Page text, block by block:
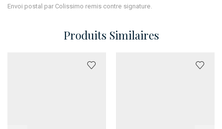
Envoi postal par Colissimo remis contre signature.
Produits Similaires